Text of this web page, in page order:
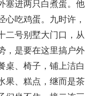
塞进两只白煮蛋。他
心吃鸡蛋。九时许，
二号别墅大门口，从
，是要在这里搞户外
桌、椅子，铺上洁白
果、糕点，继而是茶